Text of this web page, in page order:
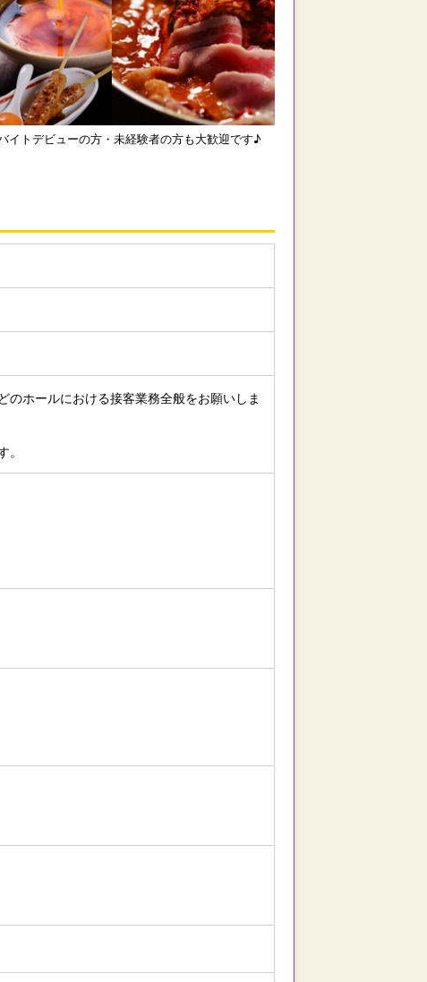
イトデビューの方・未経験者の方も大歓迎です♪
ホールにおける接客業務全般をお願いしま